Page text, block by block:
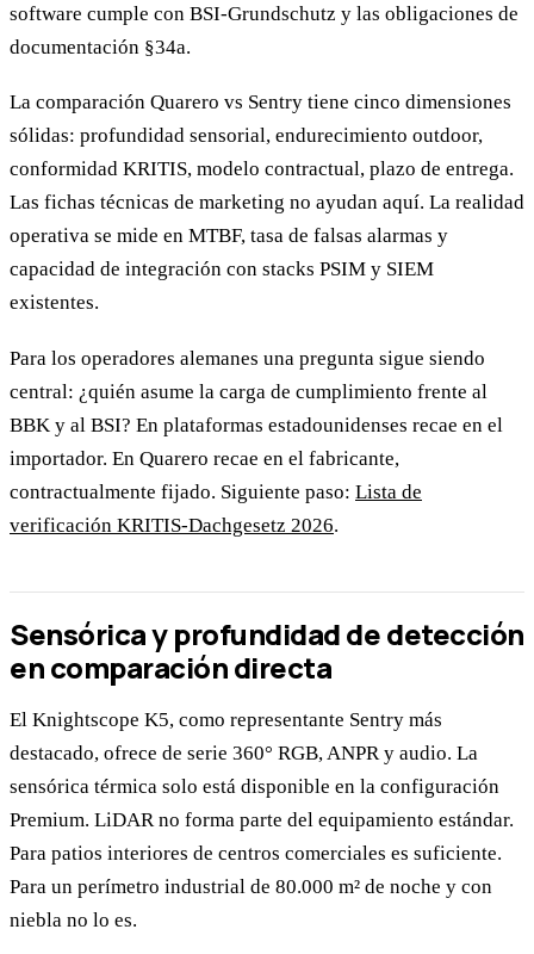
software cumple con BSI-Grundschutz y las obligaciones de
documentación §34a.
La comparación Quarero vs Sentry tiene cinco dimensiones
sólidas: profundidad sensorial, endurecimiento outdoor,
conformidad KRITIS, modelo contractual, plazo de entrega.
Las fichas técnicas de marketing no ayudan aquí. La realidad
operativa se mide en MTBF, tasa de falsas alarmas y
capacidad de integración con stacks PSIM y SIEM
existentes.
Para los operadores alemanes una pregunta sigue siendo
central: ¿quién asume la carga de cumplimiento frente al
BBK y al BSI? En plataformas estadounidenses recae en el
importador. En Quarero recae en el fabricante,
contractualmente fijado. Siguiente paso: Lista de
verificación KRITIS-Dachgesetz 2026.
Sensórica y profundidad de detección
en comparación directa
El Knightscope K5, como representante Sentry más
destacado, ofrece de serie 360° RGB, ANPR y audio. La
sensórica térmica solo está disponible en la configuración
Premium. LiDAR no forma parte del equipamiento estándar.
Para patios interiores de centros comerciales es suficiente.
Para un perímetro industrial de 80.000 m² de noche y con
niebla no lo es.